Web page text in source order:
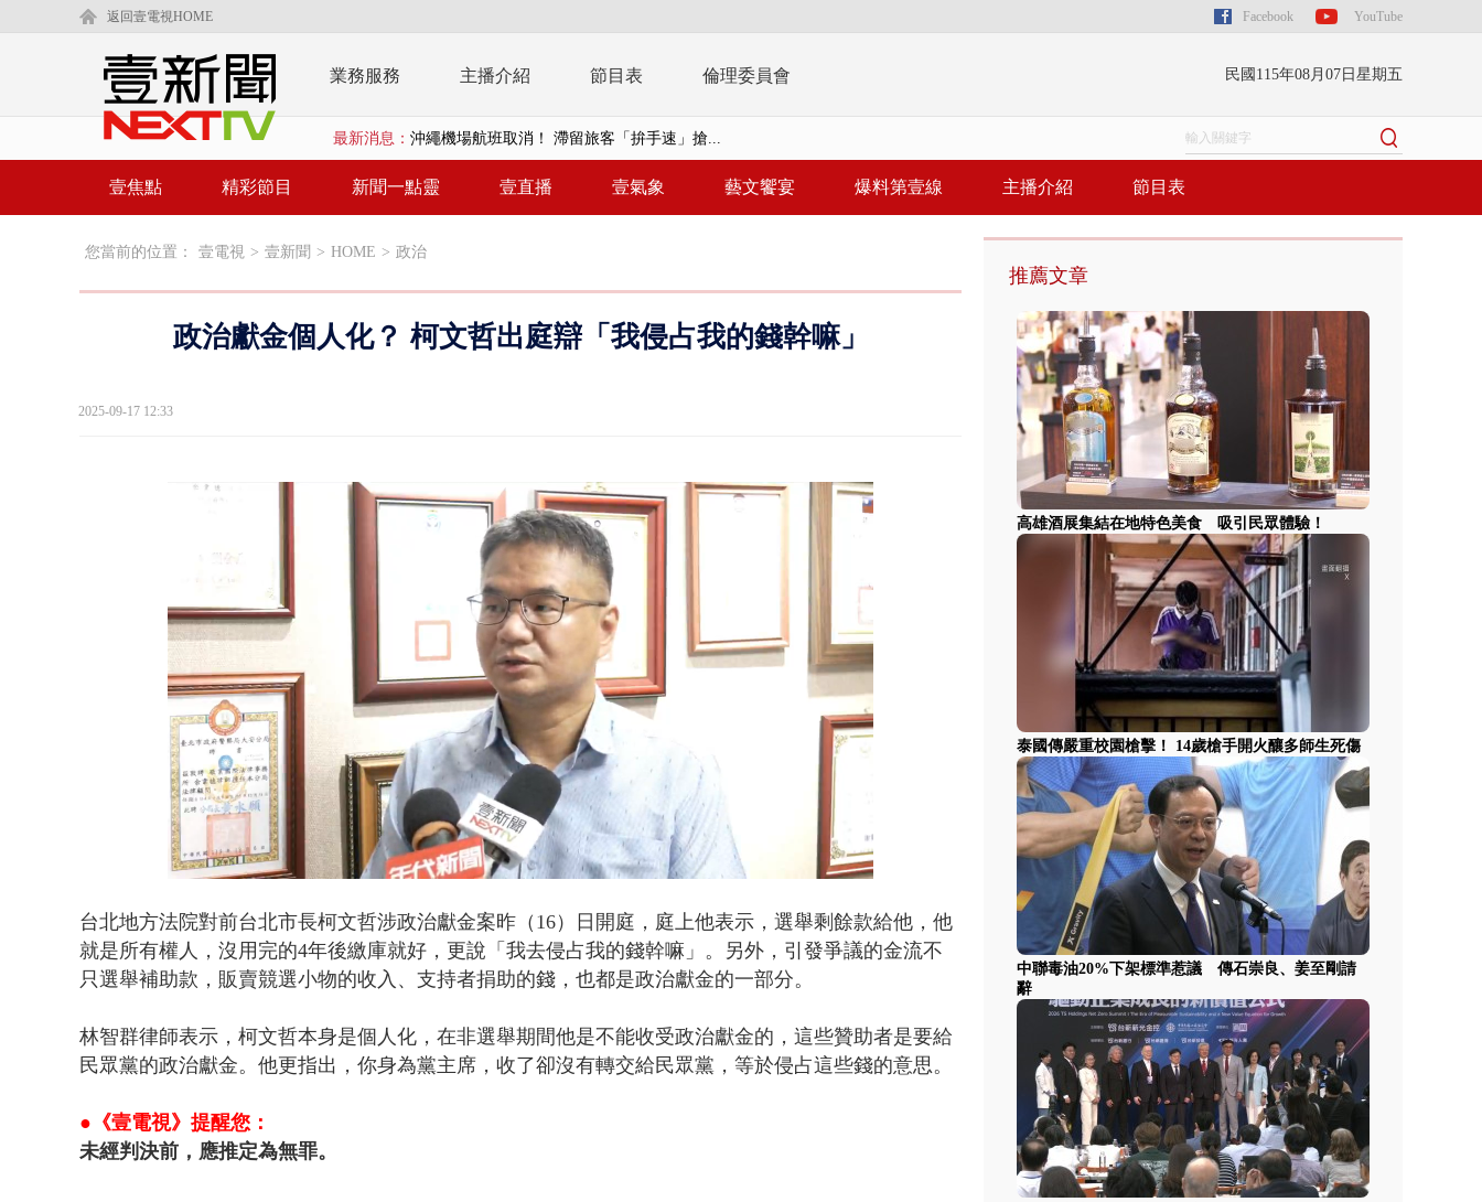
返回壹電視HOME Facebook YouTube
業務服務 主播介紹 節目表 倫理委員會 民國115年08月07日星期五
最新消息： 沖繩機場航班取消！ 滯留旅客「拚手速」搶...
泰國傳嚴重校園槍擊！ 14歲槍手開火釀多師...
父親節限定！ 「一鴨三吃」、「客家攪福」...
白海豚海警！ 雨彈將炸台中以北 不排除明...
壹焦點 精彩節目 新聞一點靈 壹直播 壹氣象 藝文饗宴 爆料第壹線 主播介紹 節目表
您當前的位置： 壹電視 > 壹新聞 > HOME > 政治
政治獻金個人化？ 柯文哲出庭辯「我侵占我的錢幹嘛」
2025-09-17 12:33
Unmute Loaded
34.43%
台北地方法院對前台北市長柯文哲涉政治獻金案昨（16）日開庭，庭上他表示，選舉剩餘款給他，他
就是所有權人，沒用完的4年後繳庫就好，更說「我去侵占我的錢幹嘛」。 另外，引發爭議的金流不
只選舉補助款， 販賣競選小物的收入、支持者捐助的錢， 也都是政治獻金的一部分。
林智群律師表示，柯文哲本身是個人化，在非選舉期間他是不能收受政治獻金的， 這些贊助者是要給
民眾黨的政治獻金。他更指出， 你身為黨主席， 收了卻沒有轉交給民眾黨， 等於侵占這些錢的意思。
●《壹電視》提醒您：
未經判決前，應推定為無罪。
推薦文章
高雄酒展集結在地特色美食 吸引民眾體驗！
泰國傳嚴重校園槍擊！ 14歲槍手開火釀多師生死傷
中聯毒油20%下架標準惹議 傳石崇良、姜至剛請
辭